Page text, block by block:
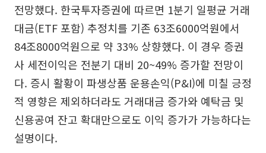
전망했다. 한국투자증권에 따르면 1분기 일평균 거래
대금(ETF 포함) 추정치를 기존 63조6000억원에서
84조8000억원으로 약 33% 상향했다. 이 경우 증권
사 세전이익은 전분기 대비 20~49% 증가할 전망이
다. 증시 활황이 파생상품 운용손익(P&I)에 미칠 긍정
적 영향은 제외하더라도 거래대금 증가와 예탁금 및
신용공여 잔고 확대만으로도 이익 증가가 가능하다는
설명이다.